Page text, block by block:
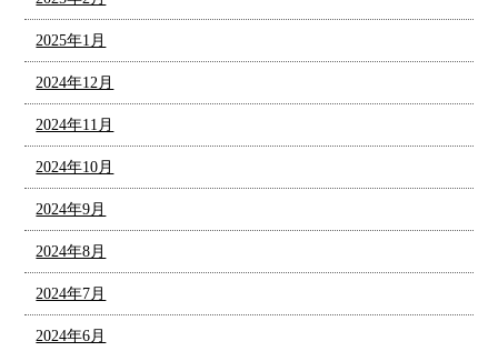
2025年1月
2024年12月
2024年11月
2024年10月
2024年9月
2024年8月
2024年7月
2024年6月